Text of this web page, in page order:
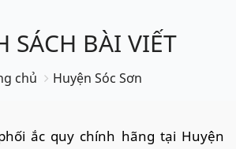
SÁCH BÀI VIẾT
chủ Huyện Sóc Sơn
ắc quy chính hãng tại Huyện